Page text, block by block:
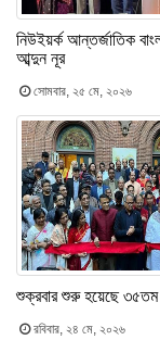
নিউইয়র্ক আন্তর্জাতিক
আব্দুন নূর
সোমবার, ২৫ মে, ২০২৬
শুক্রবার শুরু হয়েছে ৩৫তম
রবিবার, ২৪ মে, ২০২৬